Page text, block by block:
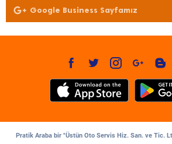
Google Business Sayfamız
Pratik Araba bir "Üstün Oto Servis Hiz. San. ve Tic.